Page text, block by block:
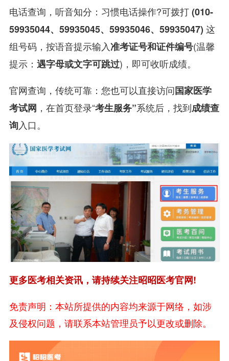
电话查询，听音知分：习惯电话操作?可拨打(010-
59935044、59935045、59935046、59935047) 这
组号码，按语音提示输入准考证号和证件编号(温馨
提示： 遇字母或文字可跳过)，即可收听成绩。
官网查询，传统可靠：您也可以直接访问国家医学
考试网 ，在首页登录“考生服务”系统后，找到成绩查
询入口。
更多医考相关资讯，请持续关注昭昭医考官网!
免责声明：本站所提供的内容均来源于网络，如涉
及侵权问题，请联系本站管理员予以更改或删除。